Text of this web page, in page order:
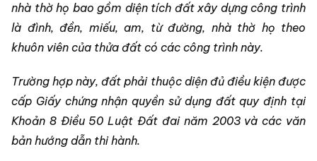
nhà thờ họ bao gồm diện tích đất xây dựng công trình
là đình, đền, miếu, am, từ đường, nhà thờ họ theo
khuôn viên của thửa đất có các công trình này.
Trường hợp này, đất phải thuộc diện đủ điều kiện được
cấp Giấy chứng nhận quyền sử dụng đất quy định tại
Khoản 8 Điều 50 Luật Đất đai năm 2003 và các văn
bản hướng dẫn thi hành.